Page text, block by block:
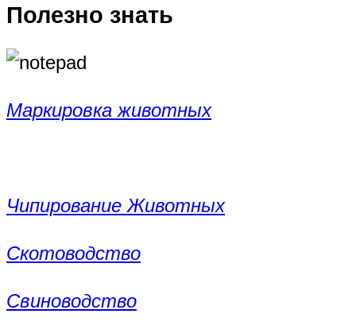
Полезно знать
Маркировка животных
Чипирование Животных
Скотоводство
Свиноводство